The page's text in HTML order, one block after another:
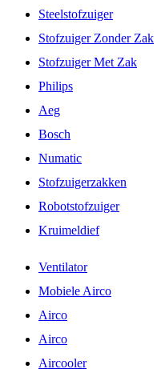
Steelstofzuiger
Stofzuiger Zonder Zak
Stofzuiger Met Zak
Philips
Aeg
Bosch
Numatic
Stofzuigerzakken
Robotstofzuiger
Kruimeldief
Ventilator
Mobiele Airco
Airco
Airco
Aircooler